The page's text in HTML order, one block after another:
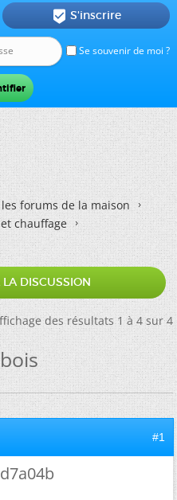
Se souvenir de moi ?
 S'inscrire
forums de la maison
chauffage
DISCUSSION
des résultats 1 à 4 sur 4
#1